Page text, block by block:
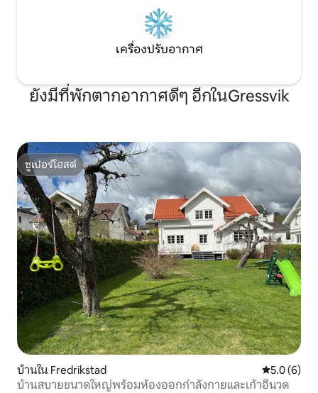
เครื่องปรับอากาศ
ยังมีที่พักตากอากาศดีๆ อีกในGressvik
ซูเปอร์โฮสต์
ซูเปอร์โฮสต์
บ้านใน Fredrikstad คะแนนเฉลี่
5.0 (6)
บ้านสบายขนาดใหญ่พร้อมห้องออกกำลังกายและเก้าอี้นวด